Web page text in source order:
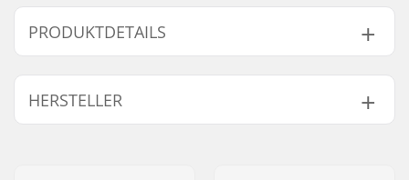
PRODUKTDETAILS
Rollendurchmesser: 150mm
HERSTELLER